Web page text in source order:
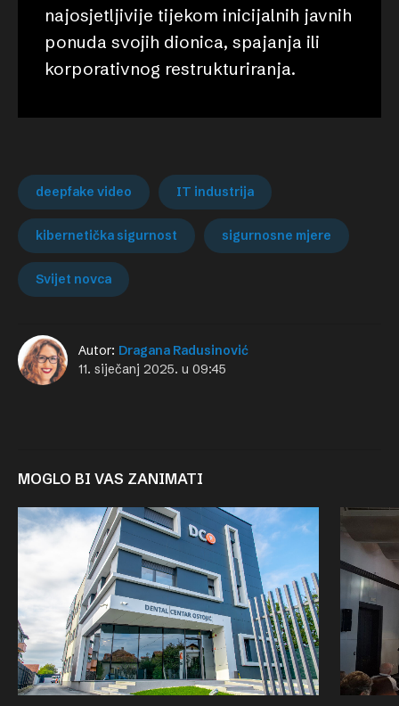
najosjetljivije tijekom inicijalnih javnih
ponuda svojih dionica, spajanja ili
korporativnog restrukturiranja.
deepfake video IT industrija
kibernetička sigurnost sigurnosne mjere
Svijet novca
Autor: Dragana Radusinović
11. siječanj 2025. u 09:45
MOGLO BI VAS ZANIMATI